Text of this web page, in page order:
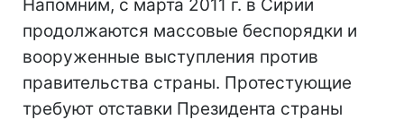
Напомним, с марта 2011 г. в Сирии
продолжаются массовые беспорядки и
вооруженные выступления против
правительства страны. Протестующие
требуют отставки Президента страны